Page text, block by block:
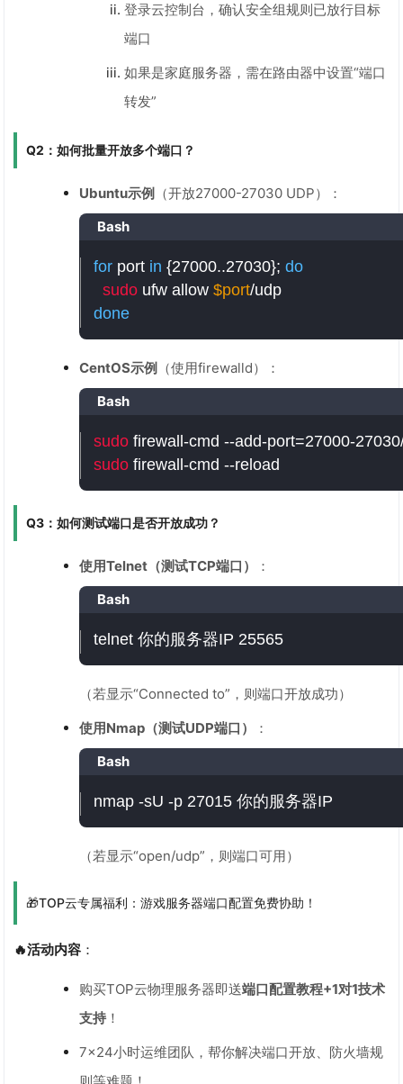
登录云控制台，确认安全组规则已放行目标
端口
如果是家庭服务器，需在路由器中设置“端口
转发”
Q2：如何批量开放多个端口？
Ubuntu示例（开放27000-27030 UDP）：
Bash
for port in {27000..27030}; do
sudo ufw allow $port
done
CentOS示例（使用firewalld）：
Bash
sudo firewall-cmd --add-port=
sudo firewall-cmd --reload
Q3：如何测试端口是否开放成功？
使用Telnet（测试TCP端口）
：
Bash
telnet 你的服务器IP 25565
（若显示“Connected to”，则端口开放成功）
使用Nmap（测试UDP端口）
：
Bash
nmap -sU -p 27015 你的服务器IP
（若显示“open/udp”，则端口可用）
🎁TOP云专属福利：游戏服务器端口配置免费协助！
🔥活动内容 ：
购买TOP云物理服务器即送端口配置教程+1对1技术
支持！
7×24小时运维团队，帮你解决端口开放、防火墙规